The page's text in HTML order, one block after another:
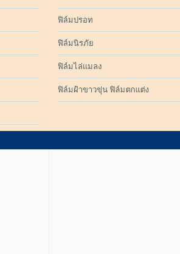
ฟิล์มปรอท
ฟิล์มนิรภัย
ฟิล์มไล่แมลง
ฟิล์มฝ้าขาวขุ่น ฟิล์มตกแต่ง